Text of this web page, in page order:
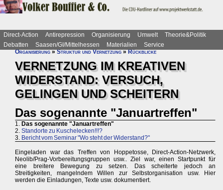
Direct-Action Antirepression Organisierung Umwelt
Theorie&Politik
Debatten
Saasen/GI/Mittelhessen Materialien
Service
Organisierung»Struktur und Vernetzung»Rückblicke
VERNETZUNG IM KREATIVEN
WIDERSTAND: VERSUCH,
GELINGEN UND SCHEITERN
Das sogenannte "Januartreffen"
1. Das sogenannte "Januartreffen"
2. Standorte zu Kuschelecken!!!?
3. Bericht vom Seminar "Wo steht der Widerstand?"
Eingeladen war das Treffen von Hoppetosse, Direct-Action-Netzwerk,
Neolib/Prag-Vorbereitungsgruppen usw.. Ziel war, einen Startpunkt für
eine breitere Bewegung zu setzen. Das scheiterte jedoch an
Streitigkeiten, mangelndem Willen zur Selbstorganisation usw. Hier
werden die Einladungen, Texte usw. dokumentiert.